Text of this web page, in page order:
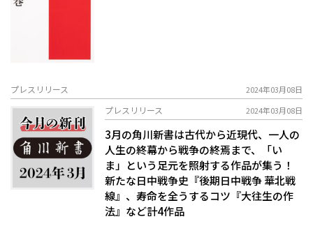
プレスリリース 2024年03月08日
プレスリリース 2024年03月08日
3月の角川新書は古代から近現代、一人の
人生の終幕から戦争の終焉まで、「い
ま」という足元を照射する作品が集う！
新たな日中戦争史『後期日中戦争 華北戦
線』、寿命を全うするコツ『大往生の作
法』など計4作品